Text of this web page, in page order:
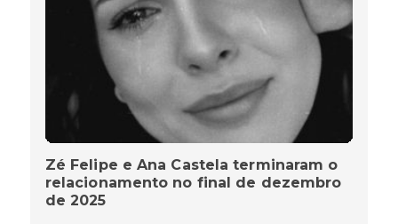
Zé Felipe e Ana Castela terminaram o
relacionamento no final de dezembro
de 2025